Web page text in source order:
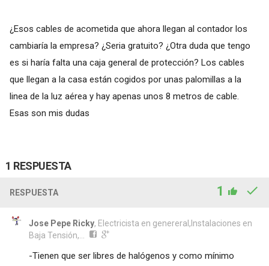
¿Esos cables de acometida que ahora llegan al contador los
cambiaría la empresa? ¿Seria gratuito? ¿Otra duda que tengo
es si haría falta una caja general de protección? Los cables
que llegan a la casa están cogidos por unas palomillas a la
linea de la luz aérea y hay apenas unos 8 metros de cable.
Esas son mis dudas
1 RESPUESTA
RESPUESTA 1
Jose Pepe Ricky, Electricista en genereral,Instalaciones en
Baja Tensión,...
-Tienen que ser libres de halógenos y como mínimo